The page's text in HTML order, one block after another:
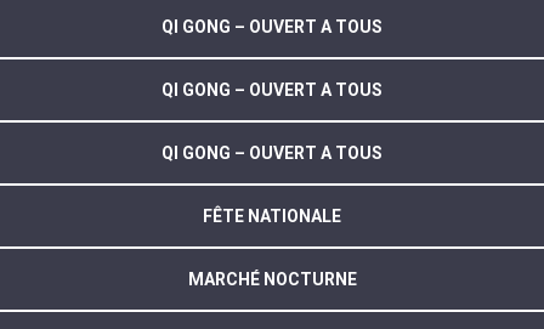
QI GONG – OUVERT A TOUS
QI GONG – OUVERT A TOUS
QI GONG – OUVERT A TOUS
FÊTE NATIONALE
MARCHÉ NOCTURNE